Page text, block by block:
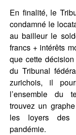
En finalité, le
condamné le
au bailleur le
francs + intérêts
que cette
du Tribunal
zurichois, il
l’ensemble du
trouvez un
les loyers des
pandémie.